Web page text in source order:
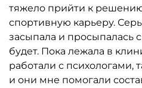
тяжело прийти к
спортивную карьеру.
засыпала и просыпалась
будет. Пока лежала в
работали с психологами,
и они мне помогали